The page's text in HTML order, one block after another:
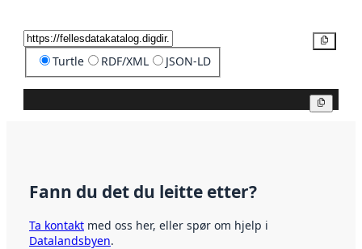
Turtle RDF/XML JSON-LD
Fann du det du leitte etter?
Ta kontakt med oss her, eller spør om hjelp i
Datalandsbyen.